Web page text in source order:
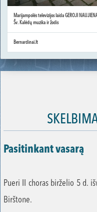
Marijampolės televizijos laida GEROJI
Šv. Kalėdų muzika ir žodis
Bernardinai.lt
Pasitinkant vasarą
Pueri II choras birželio 5 d.
Birštone.